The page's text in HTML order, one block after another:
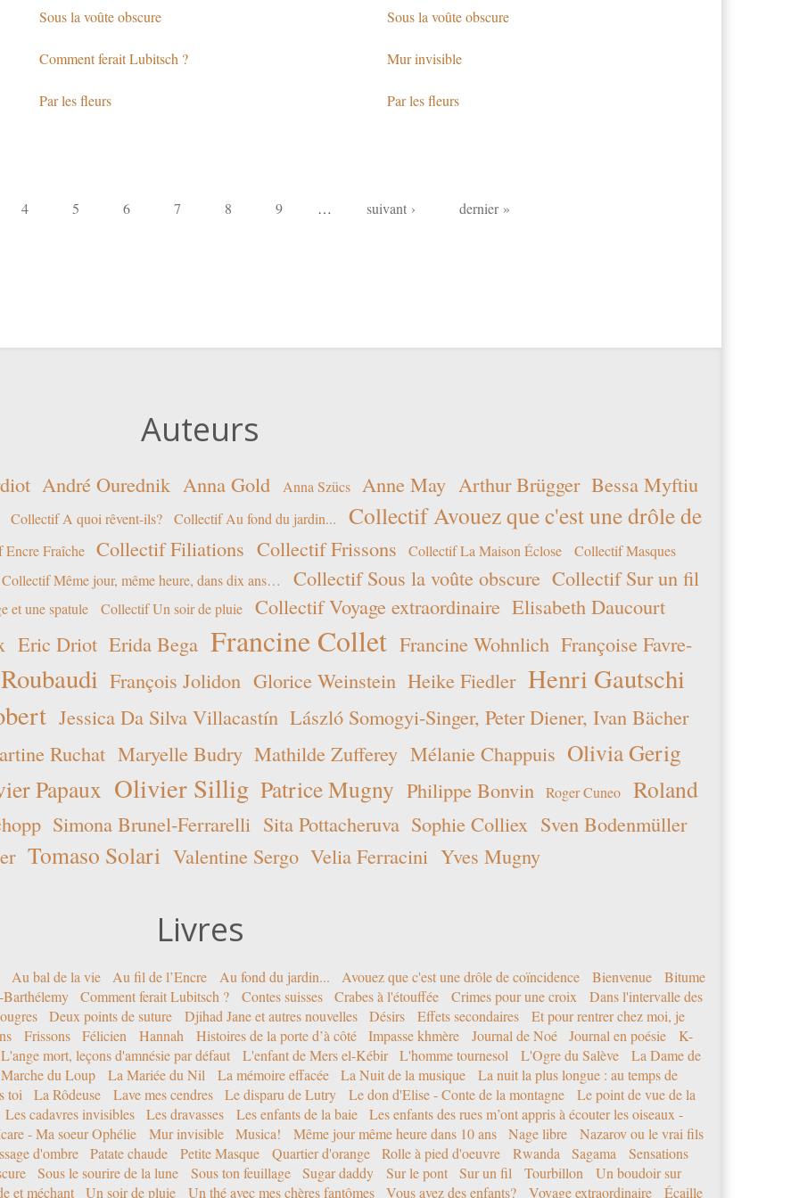
Sous la voûte obscure Sous la voûte obscure
Comment ferait Lubitsch ? Mur invisible
Par les fleurs Par les fleurs
4 5 6 7 8 9 … suivant › dernier »
Auteurs
André Ourednik Anna Gold Anna Szücs Anne May Arthur Brügger Bessa Myftiu
Collectif A quoi rêvent-ils? Collectif Au fond du jardin... Collectif Avouez que c'est une drôle de
Fraîche Collectif Filiations Collectif Frissons Collectif La Maison Éclose
Collectif Masques
Collectif Même jour, même heure, dans dix ans…
Collectif Sous la voûte obscure Collectif Sur un fil
et une spatule Collectif Un soir de pluie Collectif Voyage extraordinaire Elisabeth Daucourt
Eric Driot Erida Bega Francine Collet Francine Wohnlich Françoise Favre-
François Jolidon Glorice Weinstein Heike Fiedler Henri Gautschi
Jessica Da Silva Villacastín László Somogyi-Singer, Peter Diener, Ivan Bächer
Ruchat Maryelle Budry Mathilde Zufferey Mélanie Chappuis Olivia Gerig
Papaux Olivier Sillig Patrice Mugny Philippe Bonvin Roger Cuneo Roland
Simona Brunel-Ferrarelli Sita Pottacheruva Sophie Colliex Sven Bodenmüller
Tomaso Solari Valentine Sergo Velia Ferracini Yves Mugny
Livres
Au bal de la vie Au fil de l’Encre Au fond du jardin... Avouez que c'est une drôle de coïncidence Bienvenue
Bitume
Comment ferait Lubitsch ? Contes suisses Crabes à l'étouffée Crimes pour une croix
Dans l'intervalle des
Deux points de suture Djihad Jane et autres nouvelles Désirs Effets secondaires
Et pour rentrer chez moi, je
Frissons Félicien Hannah Histoires de la porte d’à côté Impasse khmère Journal de Noé Journal en poésie
K-
L'ange mort, leçons d'amnésie par défaut
L'enfant de Mers el-Kébir L'homme tournesol L'Ogre du Salève
La Dame de
du Loup
La Mariée du Nil La mémoire effacée La Nuit de la musique
La nuit la plus longue : au temps de
toi
La Rôdeuse Lave mes cendres Le disparu de Lutry Le don d'Elise - Conte de la montagne
Le point de vue de la
Les cadavres invisibles
Les dravasses Les enfants de la baie
Les enfants des rues m’ont appris à écouter les oiseaux -
- Ma soeur Ophélie
Mur invisible Musica! Même jour même heure dans 10 ans Nage libre
Nazarov ou le vrai fils
d'ombre
Patate chaude Petite Masque Quartier d'orange Rolle à pied d'oeuvre Rwanda Sagama
Sensations
Sous le sourire de la lune Sous ton feuillage Sugar daddy Sur le pont Sur un fil Tourbillon
Un boudoir sur
et méchant
Un soir de pluie Un thé avec mes chères fantômes Vous avez des enfants? Voyage extraordinaire Écaille